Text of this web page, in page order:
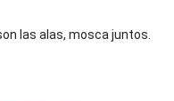
las alas, mosca juntos.